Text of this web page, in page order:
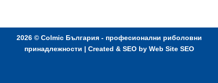
2026 © Colmic България - професионални риболовни
принадлежности | Created & SEO by Web Site SEO